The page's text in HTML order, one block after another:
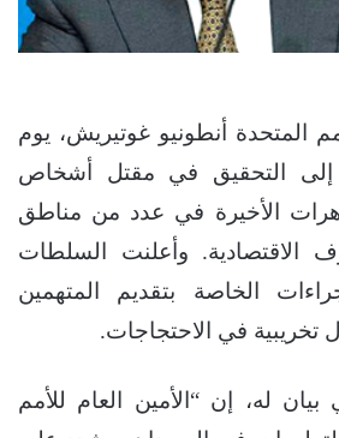
المتحدة أنطونيو غوتيريش، يوم
إلى التحقيق في مقتل أشخاص
الأخيرة في عدد من مناطق
الاقتصادية. وأعلنت السلطات
الخاصة بتقديم المتهمين
تخريبية في الاحتجاجات.
له، إن “الأمين العام للأمم